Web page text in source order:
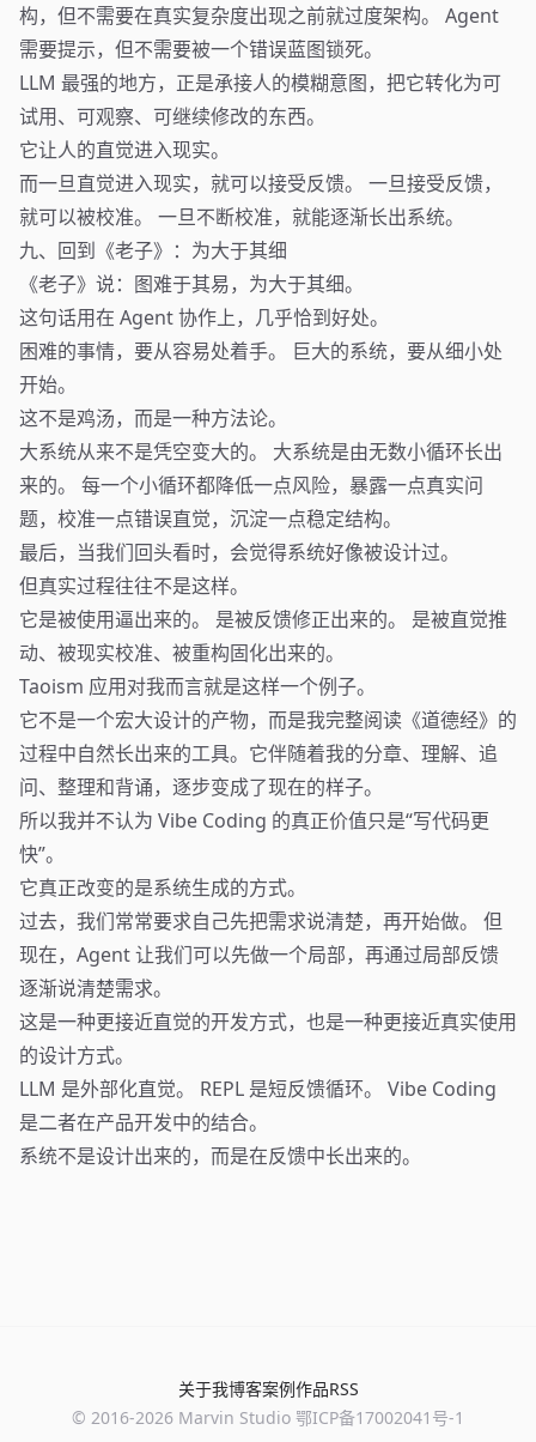
构，但不需要在真实复杂度出现之前就过度架构。 Agent
需要提示，但不需要被一个错误蓝图锁死。
LLM 最强的地方，正是承接人的模糊意图，把它转化为可
试用、可观察、可继续修改的东西。
它让人的直觉进入现实。
而一旦直觉进入现实，就可以接受反馈。 一旦接受反馈，
就可以被校准。 一旦不断校准，就能逐渐长出系统。
九、回到《老子》：为大于其细
《老子》说：图难于其易，为大于其细。
这句话用在 Agent 协作上，几乎恰到好处。
困难的事情，要从容易处着手。 巨大的系统，要从细小处
开始。
这不是鸡汤，而是一种方法论。
大系统从来不是凭空变大的。 大系统是由无数小循环长出
来的。 每一个小循环都降低一点风险，暴露一点真实问
题，校准一点错误直觉，沉淀一点稳定结构。
最后，当我们回头看时，会觉得系统好像被设计过。
但真实过程往往不是这样。
它是被使用逼出来的。 是被反馈修正出来的。 是被直觉推
动、被现实校准、被重构固化出来的。
Taoism 应用对我而言就是这样一个例子。
它不是一个宏大设计的产物，而是我完整阅读《道德经》的
过程中自然长出来的工具。它伴随着我的分章、理解、追
问、整理和背诵，逐步变成了现在的样子。
所以我并不认为 Vibe Coding 的真正价值只是“写代码更
快”。
它真正改变的是系统生成的方式。
过去，我们常常要求自己先把需求说清楚，再开始做。 但
现在，Agent 让我们可以先做一个局部，再通过局部反馈
逐渐说清楚需求。
这是一种更接近直觉的开发方式，也是一种更接近真实使用
的设计方式。
LLM 是外部化直觉。 REPL 是短反馈循环。 Vibe Coding
是二者在产品开发中的结合。
系统不是设计出来的，而是在反馈中长出来的。
关于我博客案例作品RSS
© 2016-2026 Marvin Studio 鄂ICP备17002041号-1